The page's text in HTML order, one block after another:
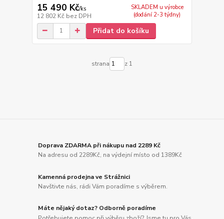
15 490 Kč/ks
12 802 Kč bez DPH
SKLADEM u výrobce
(dodání 2-3 týdny)
Přidat do košíku
strana z 1
Doprava ZDARMA při nákupu nad 2289 Kč
Na adresu od 2289Kč, na výdejní místo od 1389Kč
Kamenná prodejna ve Strážnici
Navštivte nás, rádi Vám poradíme s výběrem.
Máte nějaký dotaz? Odborně poradíme